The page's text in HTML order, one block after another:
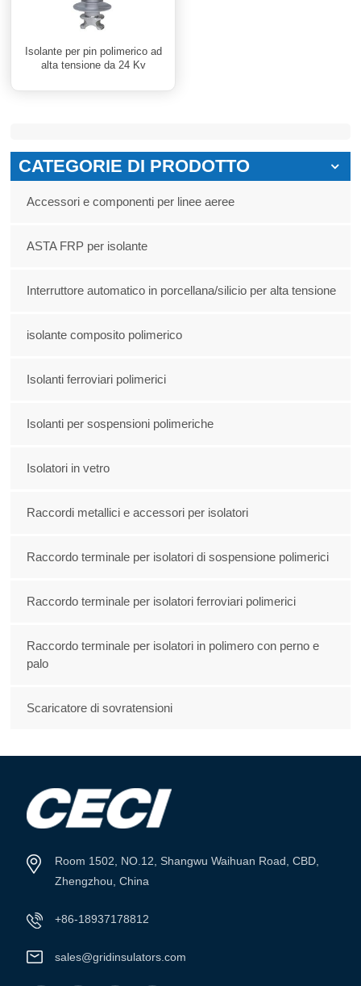
Isolante per pin polimerico ad
alta tensione da 24 Kv
CATEGORIE DI PRODOTTO
Accessori e componenti per linee aeree
ASTA FRP per isolante
Interruttore automatico in porcellana/silicio per alta tensione
isolante composito polimerico
Isolanti ferroviari polimerici
Isolanti per sospensioni polimeriche
Isolatori in vetro
Raccordi metallici e accessori per isolatori
Raccordo terminale per isolatori di sospensione polimerici
Raccordo terminale per isolatori ferroviari polimerici
Raccordo terminale per isolatori in polimero con perno e
palo
Scaricatore di sovratensioni
Room 1502, NO.12, Shangwu Waihuan Road, CBD,
Zhengzhou, China
+86-18937178812
sales@gridinsulators.com